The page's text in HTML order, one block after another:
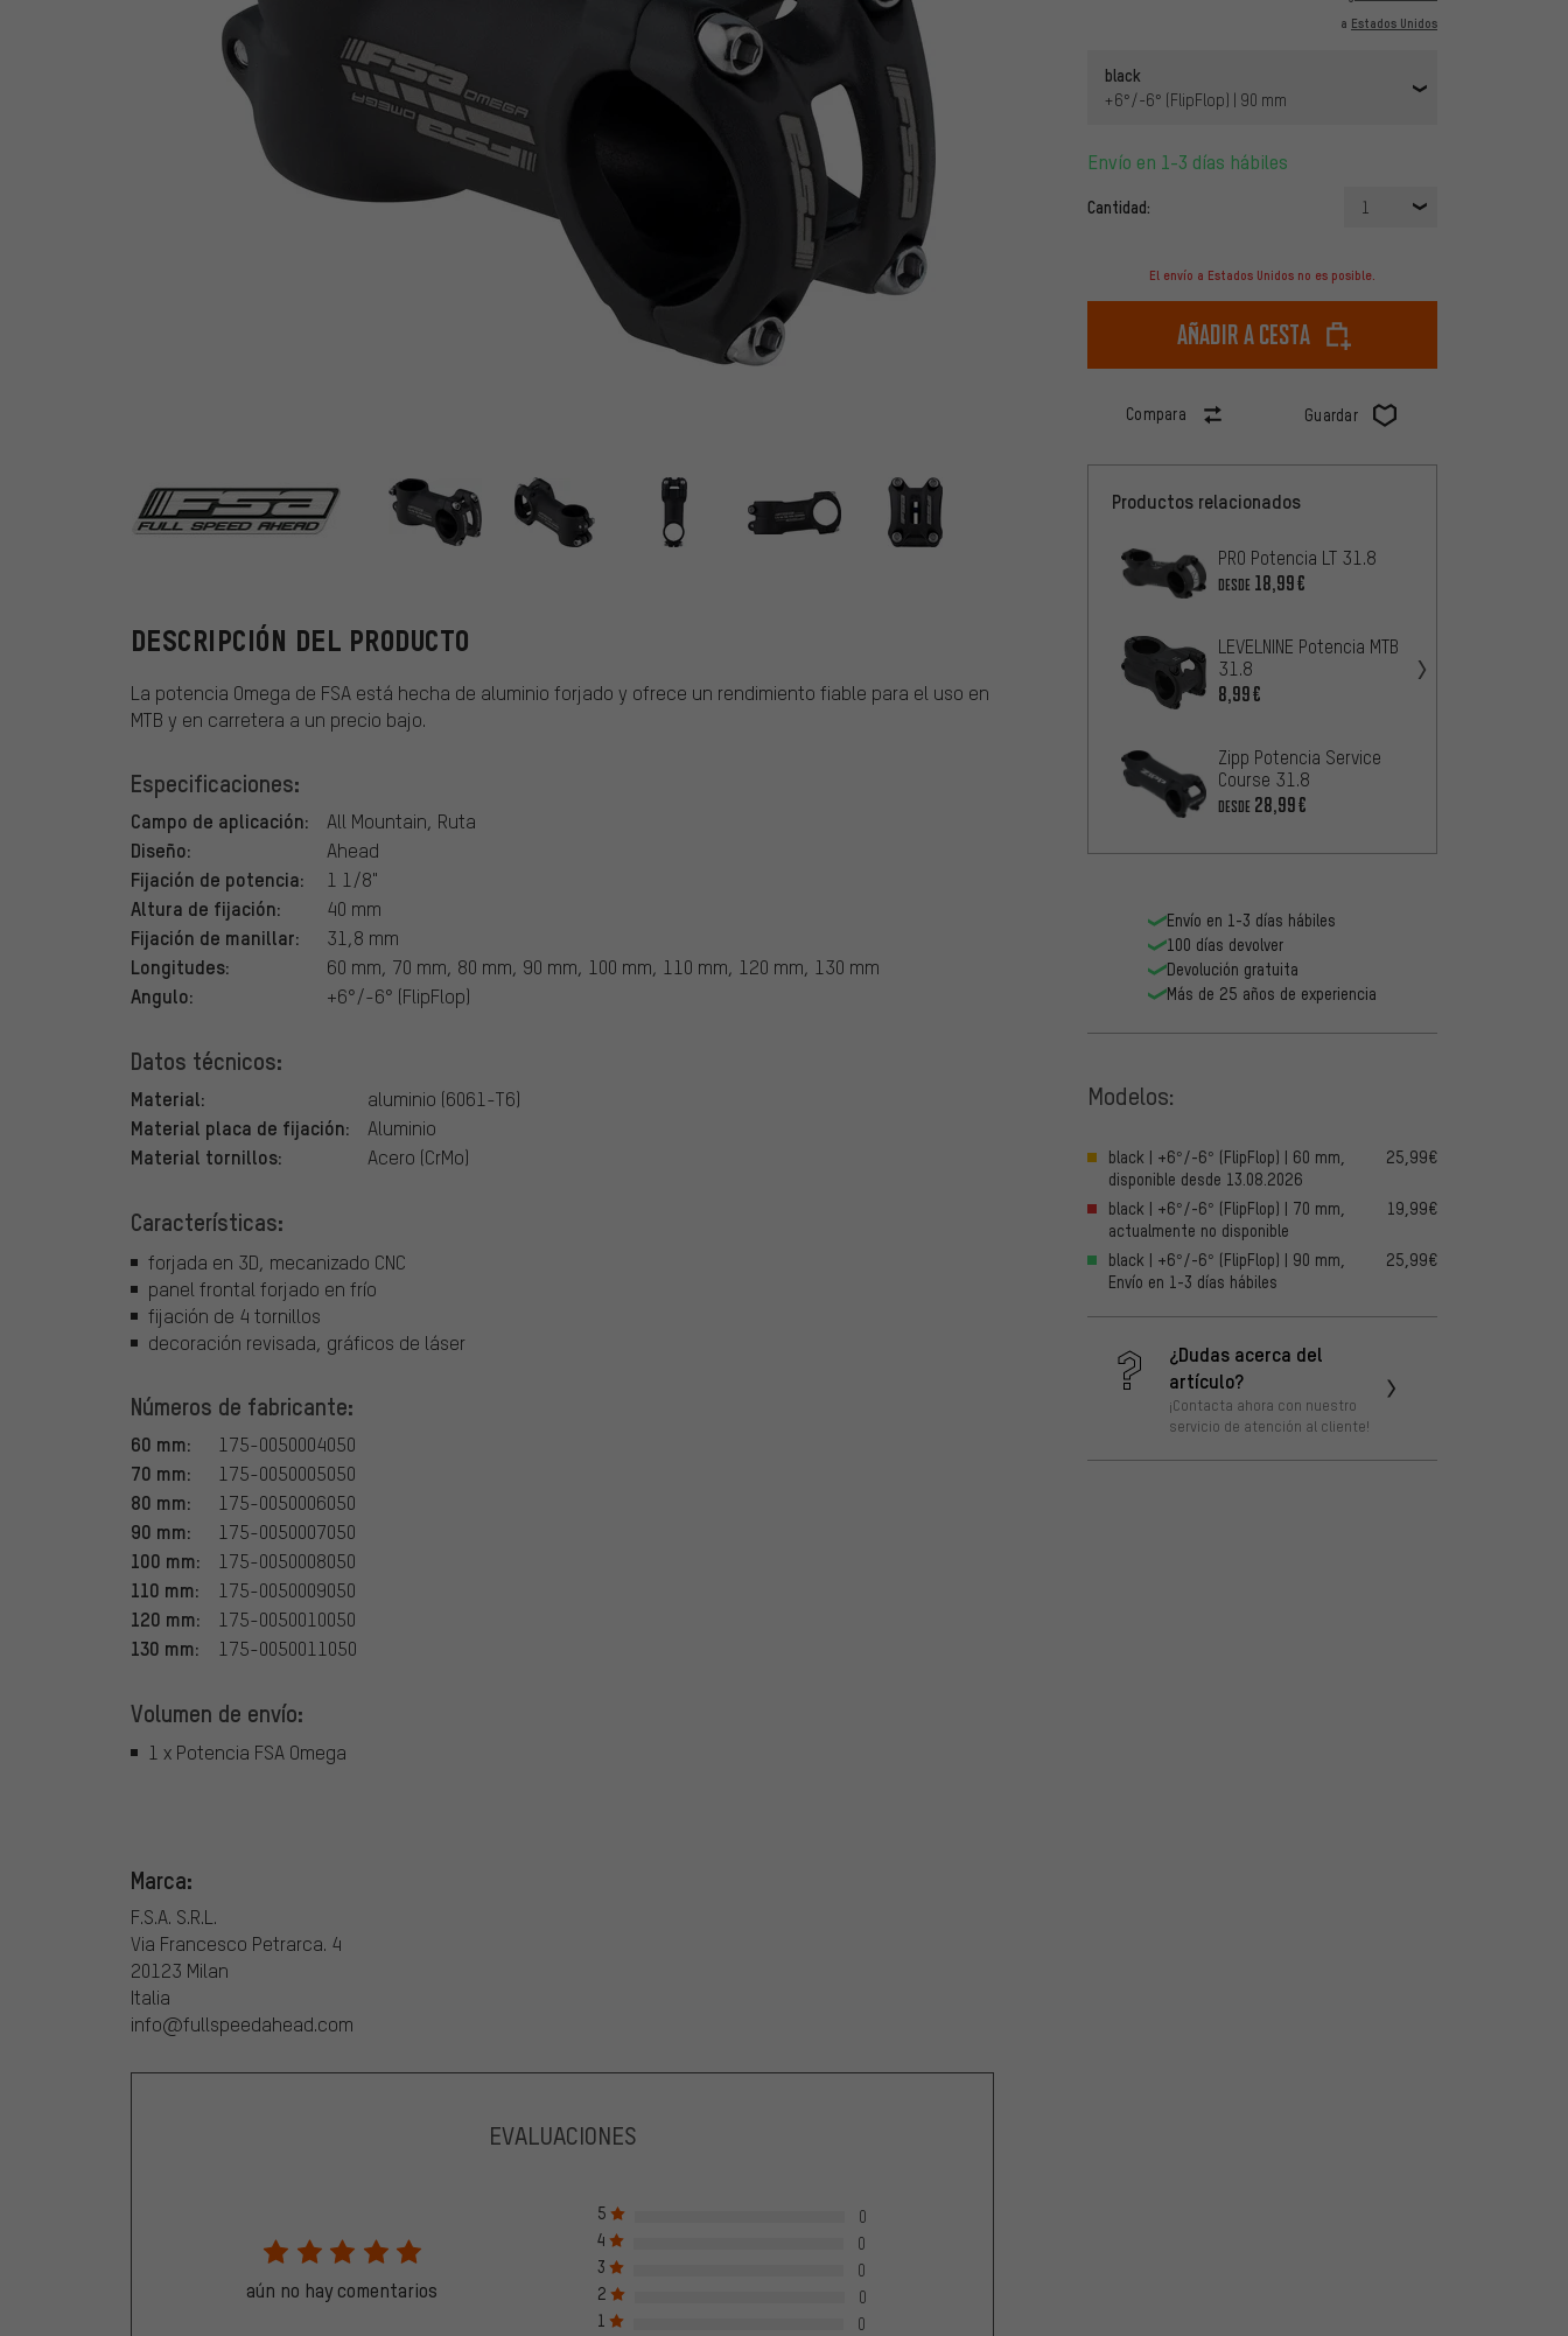
a Estados Unidos
black
+6°/-6° (FlipFlop) | 90 mm
Envío en 1-3 días hábiles
Cantidad: 1
El envío a Estados Unidos no es posible.
Añadir a cesta
Compara Guardar
DESCRIPCIÓN DEL PRODUCTO
La potencia Omega de FSA está hecha de aluminio forjado y ofrece un rendimiento fiable para el uso en
MTB y en carretera a un precio bajo.
Especificaciones:
Campo de aplicación: All Mountain, Ruta
Diseño: Ahead
Fijación de potencia: 1 1/8"
Altura de fijación: 40 mm
Fijación de manillar: 31,8 mm
Longitudes: 60 mm, 70 mm, 80 mm, 90 mm, 100 mm, 110 mm, 120 mm, 130 mm
Angulo: +6°/-6° (FlipFlop)
Datos técnicos:
Material: aluminio (6061-T6)
Material placa de fijación: Aluminio
Material tornillos: Acero (CrMo)
Características:
forjada en 3D, mecanizado CNC
panel frontal forjado en frío
fijación de 4 tornillos
decoración revisada, gráficos de láser
Números de fabricante:
60 mm: 175-0050004050
70 mm: 175-0050005050
80 mm: 175-0050006050
90 mm: 175-0050007050
100 mm: 175-0050008050
110 mm: 175-0050009050
120 mm: 175-0050010050
130 mm: 175-0050011050
Volumen de envío:
1 x Potencia FSA Omega
Marca:
F.S.A. S.R.L.
Via Francesco Petrarca. 4
20123 Milan
Italia
info@fullspeedahead.com
Productos relacionados
PRO Potencia LT 31.8
DESDE 18,99€
LEVELNINE Potencia MTB
31.8
8,99€
Zipp Potencia Service
Course 31.8
DESDE 28,99€
Envío en 1-3 días hábiles
100 días devolver
Devolución gratuita
Más de 25 años de experiencia
Modelos:
black | +6°/-6° (FlipFlop) | 60 mm,
disponible desde 13.08.2026
25,99€
black | +6°/-6° (FlipFlop) | 70 mm,
actualmente no disponible
19,99€
black | +6°/-6° (FlipFlop) | 90 mm,
Envío en 1-3 días hábiles
25,99€
¿Dudas acerca del
artículo?
¡Contacta ahora con nuestro
servicio de atención al cliente!
EVALUACIONES
aún no hay comentarios
5
0
4
0
3
0
2
0
1
0